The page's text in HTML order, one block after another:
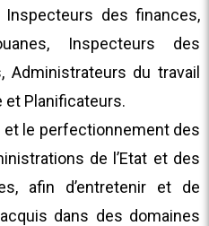
des finances,
Inspecteurs des
Administrateurs du travail
et Planificateurs.
et le perfectionnement des
de l’Etat et des
afin d’entretenir et de
dans des domaines